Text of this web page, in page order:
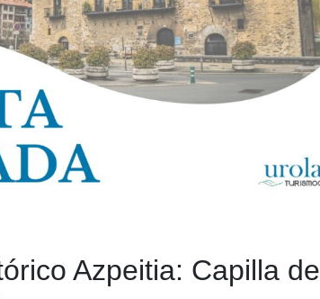
Azpeitia: Capilla de